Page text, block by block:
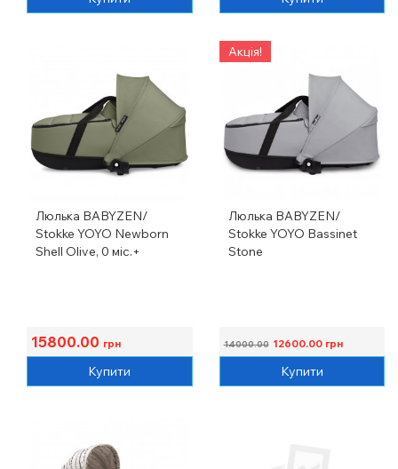
Люлька BABYZEN/
Stokke YOYO Newborn
Shell Olive, 0 міс.+
15800.00 грн
Купити
Акція!
Люлька BABYZEN/
Stokke YOYO Bassinet
Stone
14000.00 12600.00грн
Купити